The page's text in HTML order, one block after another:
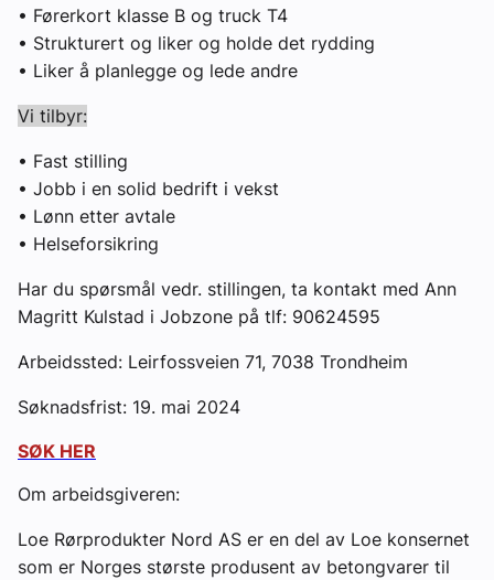
• Førerkort klasse B og truck T4
• Strukturert og liker og holde det rydding
• Liker å planlegge og lede andre
Vi tilbyr:
• Fast stilling
• Jobb i en solid bedrift i vekst
• Lønn etter avtale
• Helseforsikring
Har du spørsmål vedr. stillingen, ta kontakt med Ann
Magritt Kulstad i Jobzone på tlf: 90624595
Arbeidssted: Leirfossveien 71, 7038 Trondheim
Søknadsfrist: 19. mai 2024
SØK HER
Om arbeidsgiveren:
Loe Rørprodukter Nord AS er en del av Loe konsernet
som er Norges største produsent av betongvarer til